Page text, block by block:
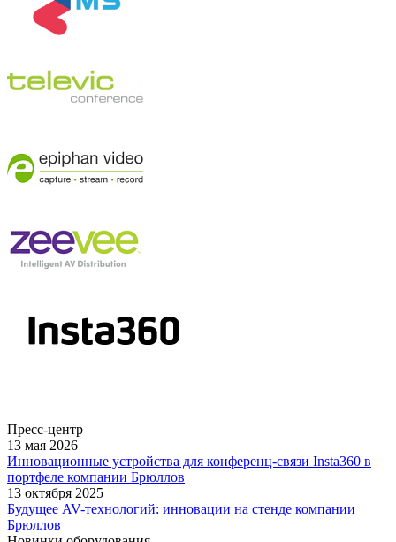
Пресс-центр
13 мая 2026
Инновационные устройства для конференц-связи Insta360 в
портфеле компании Брюллов
13 октября 2025
Будущее AV-технологий: инновации на стенде компании
Брюллов